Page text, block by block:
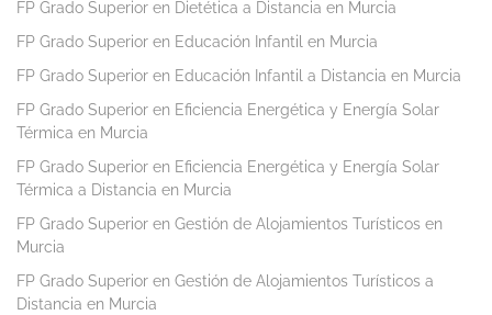
FP Grado Superior en Dietética a Distancia en Murcia
FP Grado Superior en Educación Infantil en Murcia
FP Grado Superior en Educación Infantil a Distancia en Murcia
FP Grado Superior en Eficiencia Energética y Energía Solar
Térmica en Murcia
FP Grado Superior en Eficiencia Energética y Energía Solar
Térmica a Distancia en Murcia
FP Grado Superior en Gestión de Alojamientos Turísticos en
Murcia
FP Grado Superior en Gestión de Alojamientos Turísticos a
Distancia en Murcia